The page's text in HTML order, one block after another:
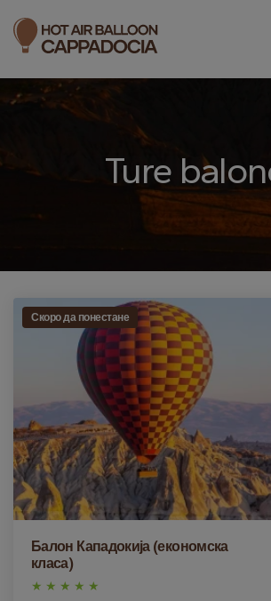
Ture
Скоро да понестане
Балон Кападокија (економска
класа)